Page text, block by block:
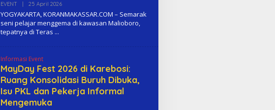
EVENT 25 April 2026O
L
E
H
M
YOGYAKARTA, KORANMAKASSAR.COM – Semarak
seni pelajar menggema di kawasan Malioboro,
tepatnya di Teras
Informasi Event
MayDay Fest 2026 di Karebosi:
Ruang Konsolidasi Buruh Dibuka,
Isu PKL dan Pekerja Informal
Mengemuka